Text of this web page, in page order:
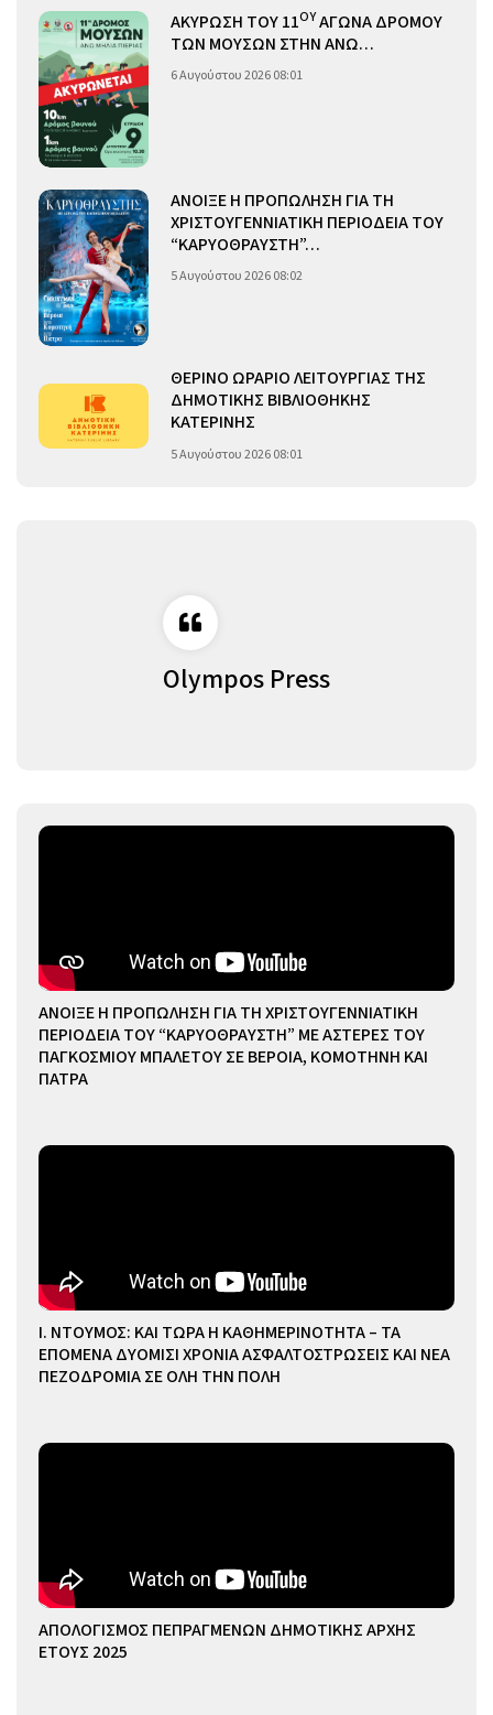
ΑΚΥΡΩΣΗ ΤΟΥ 11ΟΥΑΓΩΝΑ ΔΡΟΜΟΥ
ΤΩΝ ΜΟΥΣΩΝ ΣΤΗΝ ΑΝΩ…
6 Αυγούστου 2026 08:01
ΑΝΟΙΞΕ Η ΠΡΟΠΩΛΗΣΗ ΓΙΑ ΤΗ
ΧΡΙΣΤΟΥΓΕΝΝΙΑΤΙΚΗ ΠΕΡΙΟΔΕΙΑ ΤΟΥ
“ΚΑΡΥΟΘΡΑΥΣΤΗ”…
5 Αυγούστου 2026 08:02
ΘΕΡΙΝΟ ΩΡΑΡΙΟ ΛΕΙΤΟΥΡΓΙΑΣ ΤΗΣ
ΔΗΜΟΤΙΚΗΣ ΒΙΒΛΙΟΘΗΚΗΣ
ΚΑΤΕΡΙΝΗΣ
5 Αυγούστου 2026 08:01
Olympos Press
ΑΝΟΙΞΕ Η ΠΡΟΠΩΛΗΣΗ ΓΙΑ ΤΗ ΧΡΙΣΤΟΥΓΕΝΝΙΑΤΙΚΗ
ΠΕΡΙΟΔΕΙΑ ΤΟΥ “ΚΑΡΥΟΘΡΑΥΣΤΗ” ΜΕ ΑΣΤΕΡΕΣ ΤΟΥ
ΠΑΓΚΟΣΜΙΟΥ ΜΠΑΛΕΤΟΥ ΣΕ ΒΕΡΟΙΑ, ΚΟΜΟΤΗΝΗ ΚΑΙ
ΠΑΤΡΑ
Ι. ΝΤΟΥΜΟΣ: ΚΑΙ ΤΩΡΑ Η ΚΑΘΗΜΕΡΙΝΟΤΗΤΑ – ΤΑ
ΕΠΟΜΕΝΑ ΔΥΟΜΙΣΙ ΧΡΟΝΙΑ ΑΣΦΑΛΤΟΣΤΡΩΣΕΙΣ ΚΑΙ ΝΕΑ
ΠΕΖΟΔΡΟΜΙΑ ΣΕ ΟΛΗ ΤΗΝ ΠΟΛΗ
ΑΠΟΛΟΓΙΣΜΟΣ ΠΕΠΡΑΓΜΕΝΩΝ ΔΗΜΟΤΙΚΗΣ ΑΡΧΗΣ
ΕΤΟΥΣ 2025